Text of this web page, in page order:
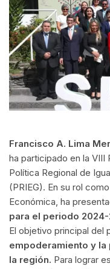
Francisco A. Lima
ha participado en la VIII
Política Regional de
(PRIEG). En su rol
Económica, ha
para el periodo
El objetivo principal del
empoderamiento y
la región. Para lograr